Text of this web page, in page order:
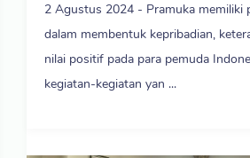
2 Agustus 2024 - Pramuka memiliki
dalam membentuk kepribadian,
nilai positif pada para pemuda
kegiatan-kegiatan yan ...